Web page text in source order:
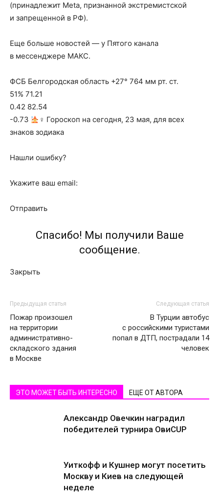
(принадлежит Meta, признанной экстремистской
и запрещенной в РФ).
Еще больше новостей — у Пятого канала
в мессенджере МАКС.
ФСБ Белгородская область +27° 764 мм рт. ст.
51% 71.21
0.42 82.54
-0.73
‍♀ Гороскоп на сегодня, 23 мая, для всех
знаков зодиака
Нашли ошибку?
Укажите ваш email:
Отправить
Спасибо! Мы получили Ваше
сообщение.
Закрыть
Предыдущая статья
Пожар произошел
на территории
административно-
складского здания
в Москве
Следующая статья
В Турции автобус
с российскими туристами
попал в ДТП, пострадали 14
человек
ЭТО МОЖЕТ БЫТЬ ИНТЕРЕСНО ЕЩЕ ОТ АВТОРА
Александр Овечкин наградил
победителей турнира ОвиCUP
Уиткофф и Кушнер могут посетить
Москву и Киев на следующей
неделе